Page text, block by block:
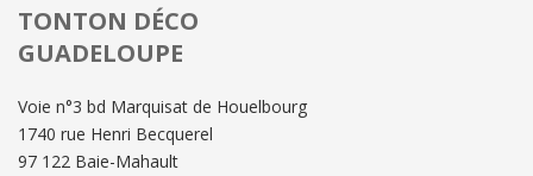
TONTON DÉCO
GUADELOUPE
Voie n°3 bd Marquisat de Houelbourg
1740 rue Henri Becquerel
97 122 Baie-Mahault